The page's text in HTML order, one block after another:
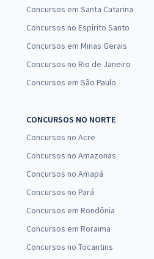
Concursos em Santa Catarina
Concursos no Espírito Santo
Concursos em Minas Gerais
Concursos no Rio de Janeiro
Concursos em São Paulo
CONCURSOS NO NORTE
Concursos no Acre
Concursos no Amazonas
Concursos no Amapá
Concursos no Pará
Concursos em Rondônia
Concursos em Roraima
Concursos no Tocantins